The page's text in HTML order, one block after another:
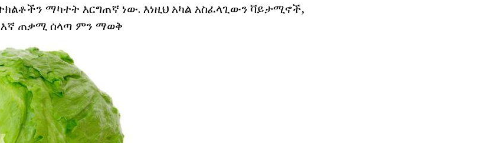
ማካተት እርግጠኛ ነው. እነዚህ አካል አስፈላጊውን ቫይታሚኖች,
እኛ ጠቃሚ ሰላጣ ምን ማወቅ